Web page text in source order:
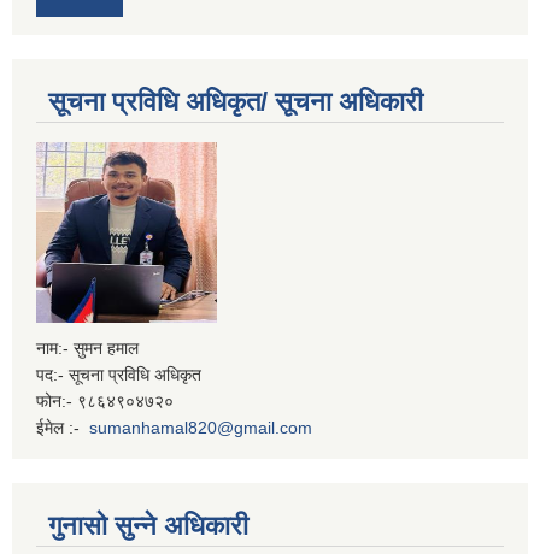
सूचना प्रविधि अधिकृत/ सूचना अधिकारी
नाम:- सुमन हमाल
पद:- सूचना प्रविधि अधिकृत
फोन:- ९८६४९०४७२०
ईमेल :- sumanhamal820@gmail.com
गुनासो सुन्ने अधिकारी